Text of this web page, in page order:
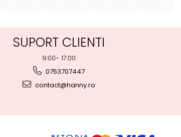
SUPORT CLIENTI
9:00- 17:00
0753707447
contact@hanny.ro